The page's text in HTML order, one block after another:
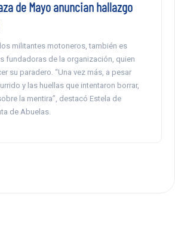
de Mayo anuncian hallazgo
militantes motoneros, también es
fundadoras de la organización, quien
su paradero. “Una vez más, a pesar
y las huellas que intentaron borrar,
la mentira”, destacó Estela de
de Abuelas.